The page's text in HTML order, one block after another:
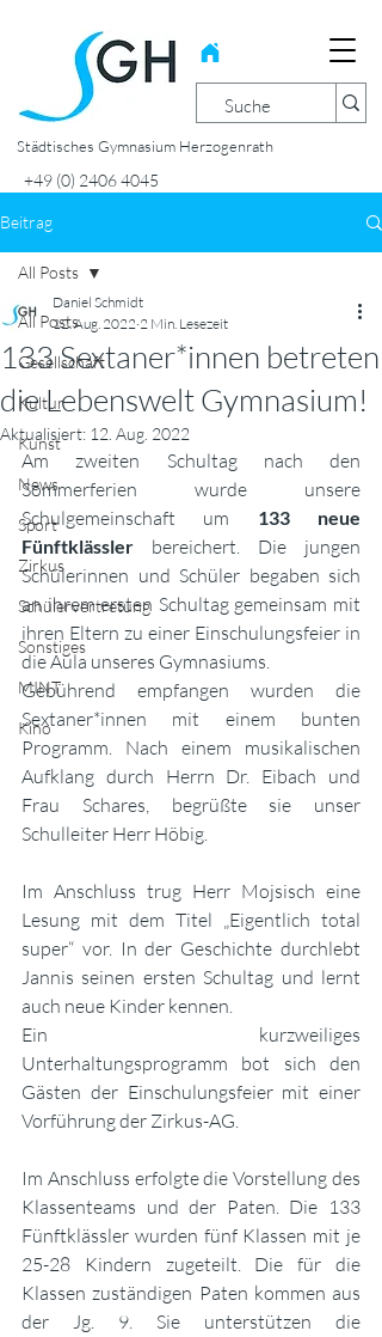
Städtisches Gymnasium Herzogenrath
+49 (0) 2406 4045
Beitrag
All Posts
Gesellschaft
Kultur
Kunst
News
Sport
Zirkus
Schülervertretung
Sonstiges
MINT
Kino
All Posts
133 Sextaner*innen betreten
die Lebenswelt Gymnasium!
Daniel Schmidt
12. Aug. 2022 2 Min. Lesezeit
Aktualisiert: 12. Aug. 2022
Am zweiten Schultag nach den
Sommerferien wurde unsere
Schulgemeinschaft um 133 neue
Fünftklässler bereichert. Die jungen
Schülerinnen und Schüler begaben sich
an ihrem ersten Schultag gemeinsam mit
ihren Eltern zu einer Einschulungsfeier in
die Aula unseres Gymnasiums.
Gebührend empfangen wurden die
Sextaner*innen mit einem bunten
Programm. Nach einem musikalischen
Aufklang durch Herrn Dr. Eibach und
Frau Schares, begrüßte sie unser
Schulleiter Herr Höbig.
Im Anschluss trug Herr Mojsisch eine
Lesung mit dem Titel „Eigentlich total
super“ vor. In der Geschichte durchlebt
Jannis seinen ersten Schultag und lernt
auch neue Kinder kennen.
Ein kurzweiliges
Unterhaltungsprogramm bot sich den
Gästen der Einschulungsfeier mit einer
Vorführung der Zirkus-AG.
Im Anschluss erfolgte die Vorstellung des
Klassenteams und der Paten. Die 133
Fünftklässler wurden fünf Klassen mit je
25-28 Kindern zugeteilt. Die für die
Klassen zuständigen Paten kommen aus
der Jg. 9. Sie unterstützen die